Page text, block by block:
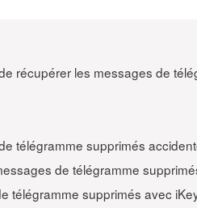
récupérer les messages de
télégramme supprimés
de télégramme
télégramme supprimés avec